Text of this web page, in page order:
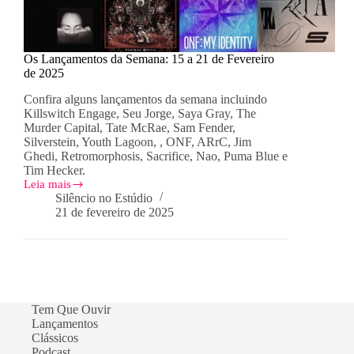
Os Lançamentos da Semana: 15 a 21 de Fevereiro
de 2025
Confira alguns lançamentos da semana incluindo
Killswitch Engage, Seu Jorge, Saya Gray, The
Murder Capital, Tate McRae, Sam Fender,
Silverstein, Youth Lagoon, , ONF, ARrC, Jim
Ghedi, Retromorphosis, Sacrifice, Nao, Puma Blue e
Tim Hecker.
Leia mais
Os
Lançamentos
15
de
2025
Silêncio no Estúdio
21 de fevereiro de 2025
Tem Que Ouvir
Lançamentos
Clássicos